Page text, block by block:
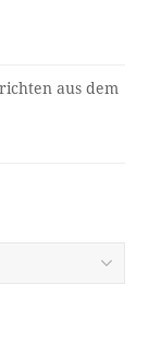
aus dem